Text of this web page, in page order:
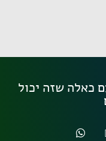
כאלה שזה יכול